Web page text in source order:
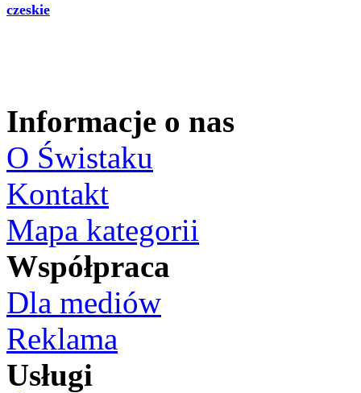
czeskie
Informacje o nas
O Świstaku
Kontakt
Mapa kategorii
Współpraca
Dla mediów
Reklama
Usługi